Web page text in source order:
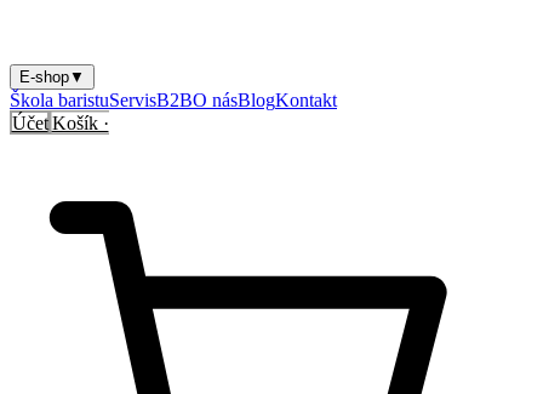
E-shop▼
Škola baristuServisB2BO násBlogKontakt
Účet Košík ·